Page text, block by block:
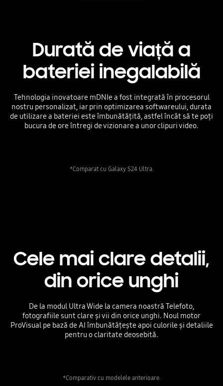
Durată de viață a
bateriei inegalabilă
Tehnologia inovatoare mDNIe a fost integrată în procesorul
nostru personalizat, iar prin optimizarea softwareului, durata
de utilizare a bateriei este îmbunătățită, astfel încât să te poți
bucura de ore întregi de vizionare a unor clipuri video.
*Comparat cu Galaxy S24 Ultra.
Cele mai clare detalii,
din orice unghi
De la modul Ultra Wide la camera noastră Telefoto,
fotografiile sunt clare și vii din orice unghi. Noul motor
ProVisual pe bază de AI îmbunătățește apoi culorile și detaliile
pentru o claritate deosebită.
*Comparativ cu modelele anterioare.